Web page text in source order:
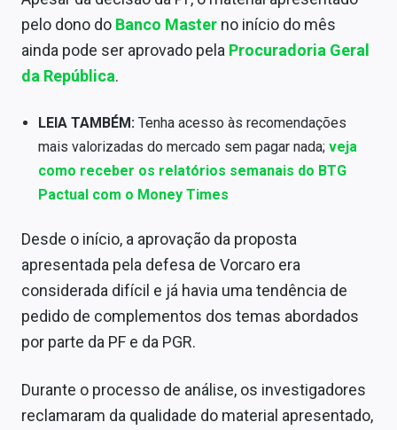
Expediente
Contato
pelo dono do Banco Master no início do mês
ainda pode ser aprovado pela Procuradoria Geral
da República.
LEIA TAMBÉM:Tenha acesso às recomendações
mais valorizadas do mercado sem pagar nada;veja
como receber os relatórios semanais do BTG
Pactual com o Money Times
Desde o início, a aprovação da proposta
apresentada pela defesa de Vorcaro era
considerada difícil e já havia uma tendência de
pedido de complementos dos temas abordados
por parte da PF e da PGR.
Durante o processo de análise, os investigadores
reclamaram da qualidade do material apresentado,